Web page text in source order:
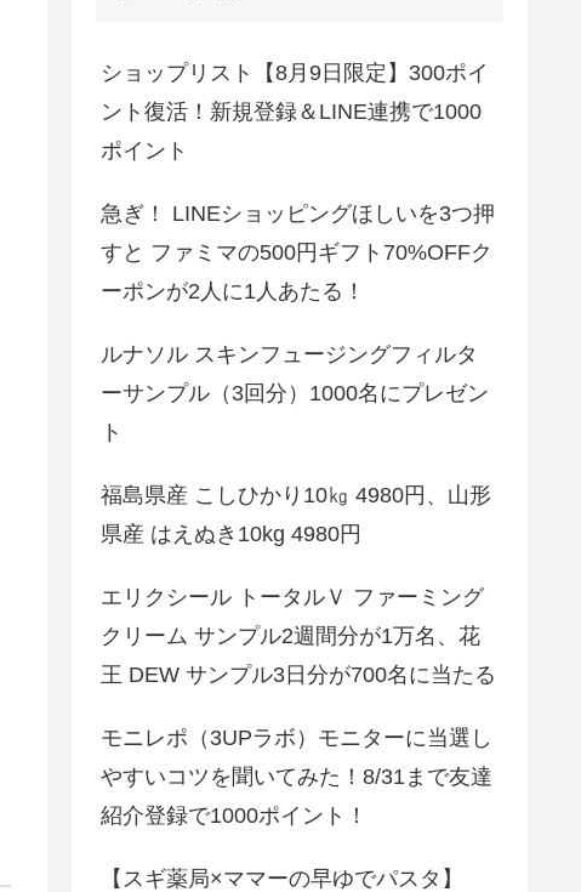
ショップリスト【8月9日限定】300ポイ
ント復活！新規登録＆LINE連携で1000
ポイント
急ぎ！ LINEショッピングほしいを3つ押
すと ファミマの500円ギフト70%OFFク
ーポンが2人に1人あたる！
ルナソル スキンフュージングフィルタ
ーサンプル（3回分）1000名にプレゼン
ト
福島県産 こしひかり10㎏ 4980円、山形
県産 はえぬき10kg 4980円
エリクシール トータルＶ ファーミング
クリーム サンプル2週間分が1万名、花
王 DEW サンプル3日分が700名に当たる
モニレポ（3UPラボ）モニターに当選し
やすいコツを聞いてみた！8/31まで友達
紹介登録で1000ポイント！
【スギ薬局×ママーの早ゆでパスタ】